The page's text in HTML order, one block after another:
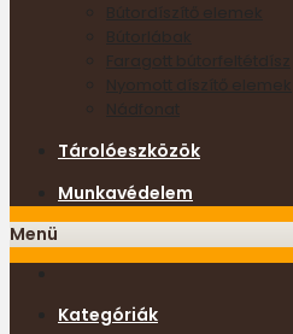
Bútordíszítő elemek
Bútorlábak
Faragott bútorfeltétdísz
Nyomott díszítő elemek
Tárolóeszközök
Munkavédelem
Menü
Kategóriák